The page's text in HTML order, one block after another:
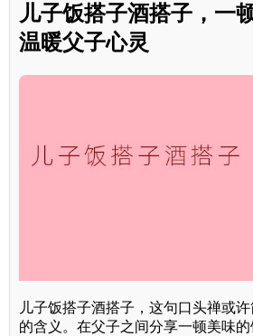
儿子饭搭子酒搭子，一
温暖父子心灵
儿子饭搭子酒搭子，这句口头禅或
的含义。在父子之间分享一顿美味